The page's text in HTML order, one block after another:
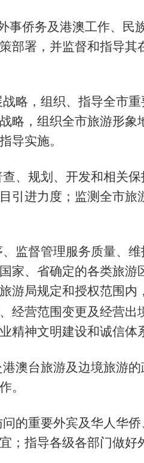
事侨务及港澳工作、民
部署，并监督和指导
略，组织、指导全市
略，组织全市旅游形
导实施。
、规划、开发和相关
引进力度；监测全市
监督管理服务质量、
家、省确定的各类旅
游局规定和授权范围
经营范围变更及经营
精神文明建设和诚信体
澳台旅游及边境旅游
。
的重要外宾及华人华
；指导各级各部门做好